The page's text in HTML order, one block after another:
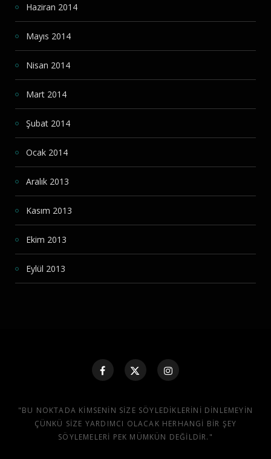
Haziran 2014
Mayıs 2014
Nisan 2014
Mart 2014
Şubat 2014
Ocak 2014
Aralık 2013
Kasım 2013
Ekim 2013
Eylül 2013
"BU NOKTADA KIMSENIN SIZE SÖYLEDIKLERINI DINLEMEYIN
ÇÜNKÜ SIZE YARDIMCI OLACAK HERHANGI BIR ŞEY
SÖYLEMELERI PEK MÜMKÜN DEĞILDIR."